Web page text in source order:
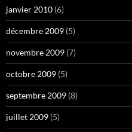
janvier 2010 (6)
décembre 2009 (5)
novembre 2009 (7)
octobre 2009 (5)
septembre 2009 (8)
juillet 2009 (5)